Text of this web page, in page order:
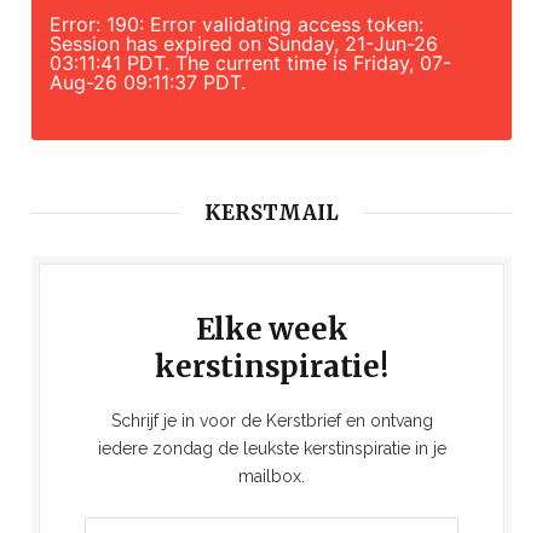
Error: 190: Error validating access token:
Session has expired on Sunday, 21-Jun-26
03:11:41 PDT. The current time is Friday, 07-
Aug-26 09:11:37 PDT.
KERSTMAIL
Elke week
kerstinspiratie!
Schrijf je in voor de Kerstbrief en ontvang
iedere zondag de leukste kerstinspiratie in je
mailbox.